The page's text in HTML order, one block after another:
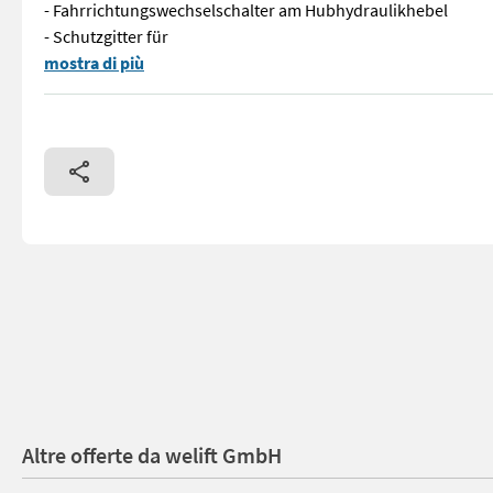
- Fahrrichtungswechselschalter am Hubhydraulikhebel
- Schutzgitter für
KALMAR Dieselstapler DCG 160-12 - NEUGERÄT !!! -
mostra di più
Altre offerte da welift GmbH